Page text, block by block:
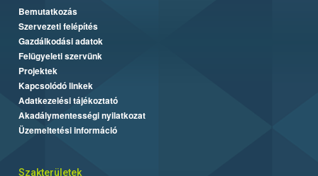
Bemutatkozás
Szervezeti felépítés
Gazdálkodási adatok
Felügyeleti szervünk
Projektek
Kapcsolódó linkek
Adatkezelési tájékoztató
Akadálymentességi nyilatkozat
Üzemeltetési információ
Szakterületek